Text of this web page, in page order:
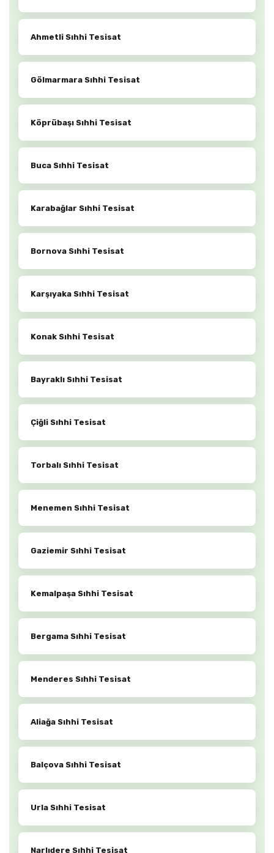
Ahmetli Sıhhi Tesisat
Gölmarmara Sıhhi Tesisat
Köprübaşı Sıhhi Tesisat
Buca Sıhhi Tesisat
Karabağlar Sıhhi Tesisat
Bornova Sıhhi Tesisat
Karşıyaka Sıhhi Tesisat
Konak Sıhhi Tesisat
Bayraklı Sıhhi Tesisat
Çiğli Sıhhi Tesisat
Torbalı Sıhhi Tesisat
Menemen Sıhhi Tesisat
Gaziemir Sıhhi Tesisat
Kemalpaşa Sıhhi Tesisat
Bergama Sıhhi Tesisat
Menderes Sıhhi Tesisat
Aliağa Sıhhi Tesisat
Balçova Sıhhi Tesisat
Urla Sıhhi Tesisat
Narlıdere Sıhhi Tesisat